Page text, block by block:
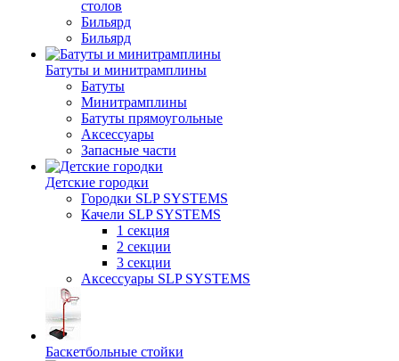
столов
Бильяpд
Бильяpд
Батуты и минитрамплины
Батуты
Минитрамплины
Батуты прямоугольные
Аксессуары
Запасные части
Детские городки
Городки SLP SYSTEMS
Качели SLP SYSTEMS
1 секция
2 секции
3 секции
Аксессуары SLP SYSTEMS
Баскетбольные стойки